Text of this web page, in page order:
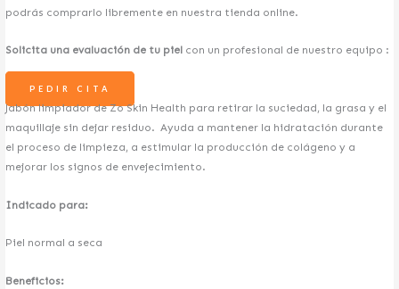
podrás comprarlo libremente en nuestra tienda online.
Solicita una evaluación de tu piel con un profesional de nuestro equipo :
PEDIR CITA
Jabón limpiador de Zo Skin Health para retirar la suciedad, la grasa y el
maquillaje sin dejar residuo. Ayuda a mantener la hidratación durante
el proceso de limpieza, a estimular la producción de colágeno y a
mejorar los signos de envejecimiento.
Indicado para:
Piel normal a seca
Beneficios: